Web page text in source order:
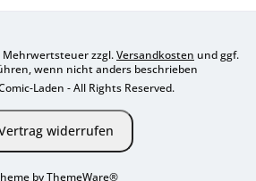
Mehrwertsteuer zzgl.Versandkosten und ggf.
wenn nicht anders beschrieben
Laden - All Rights Reserved.
widerrufen
byThemeWare®